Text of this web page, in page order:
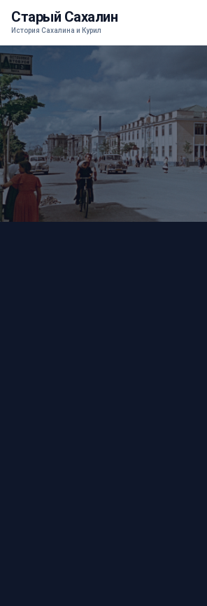
Старый Сахалин
История Сахалина и Курил